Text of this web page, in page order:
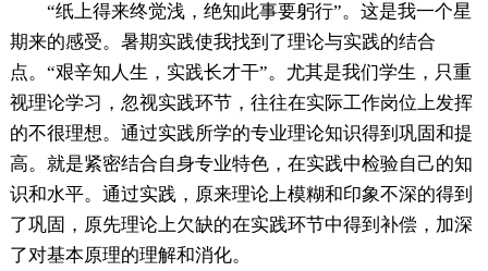
“纸上得来终觉浅，绝知此事要躬行”。这是我一个星
期来的感受。暑期实践使我找到了理论与实践的结合
点。“艰辛知人生，实践长才干”。尤其是我们学生，只重
视理论学习，忽视实践环节，往往在实际工作岗位上发挥
的不很理想。通过实践所学的专业理论知识得到巩固和提
高。就是紧密结合自身专业特色，在实践中检验自己的知
识和水平。通过实践，原来理论上模糊和印象不深的得到
了巩固，原先理论上欠缺的在实践环节中得到补偿，加深
了对基本原理的理解和消化。